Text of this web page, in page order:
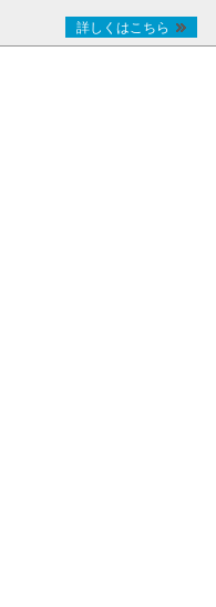
詳しくはこちら